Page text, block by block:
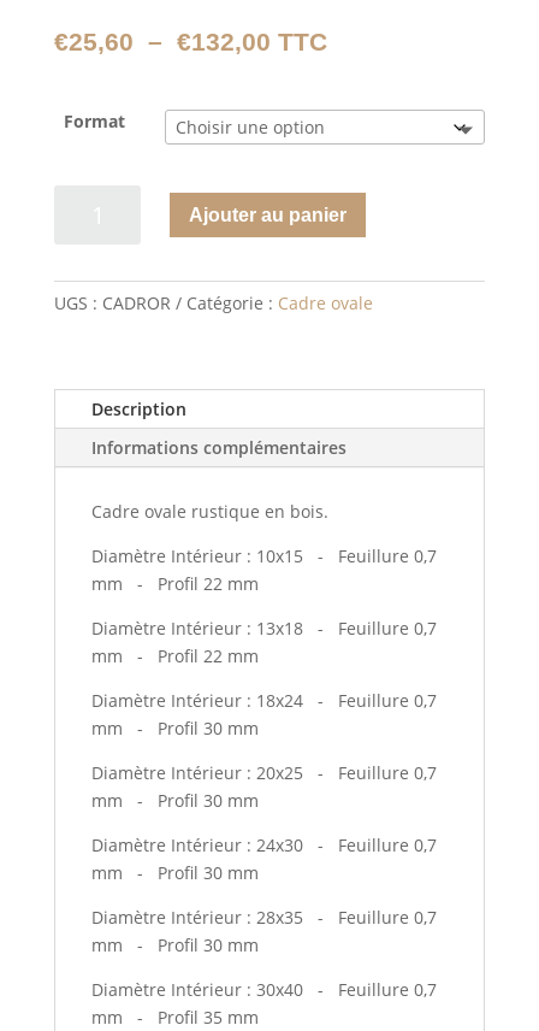
€25,60 – €132,00Plage
€25,60
à
TTC
Format
Ajouter au panier
UGS : CADROR Catégorie : Cadre ovale
Description
Informations complémentaires
Cadre ovale rustique en bois.
Diamètre Intérieur : 10x15 - Feuillure 0,7
mm - Profil 22 mm
Diamètre Intérieur : 13x18 - Feuillure 0,7
mm - Profil 22 mm
Diamètre Intérieur : 18x24 - Feuillure 0,7
mm - Profil 30 mm
Diamètre Intérieur : 20x25 - Feuillure 0,7
mm - Profil 30 mm
Diamètre Intérieur : 24x30 - Feuillure 0,7
mm - Profil 30 mm
Diamètre Intérieur : 28x35 - Feuillure 0,7
mm - Profil 30 mm
Diamètre Intérieur : 30x40 - Feuillure 0,7
mm - Profil 35 mm